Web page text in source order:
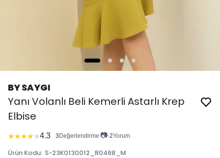
BY SAYGI
Yanı Volanlı Beli Kemerli Astarlı Krep
Elbise
★★★★★4.3 3 Değerlendirme 📷•2Yorum
Ürün Kodu: S-23K0130012_R0468_M